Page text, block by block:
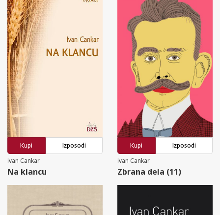
Kupi
Izposodi
Ivan Cankar
Na klancu
Kupi
Izposodi
Ivan Cankar
Zbrana dela (11)